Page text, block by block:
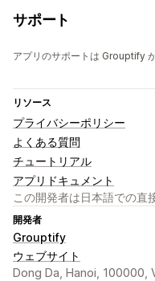
サポート
アプリのサポートは Grouptify
リソース
プライバシーポリシー
よくある質問
チュートリアル
アプリドキュメント
この開発者は日本語での直
開発者
Grouptify
ウェブサイト
Dong Da, Hanoi, 100000,